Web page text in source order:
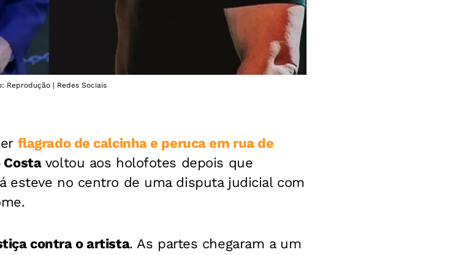
| Redes Sociais
flagrado de calcinha e peruca em rua de
Costavoltou aos holofotes depois que
esteve no centro de uma disputa judicial com
contra o artista. As partes chegaram a um